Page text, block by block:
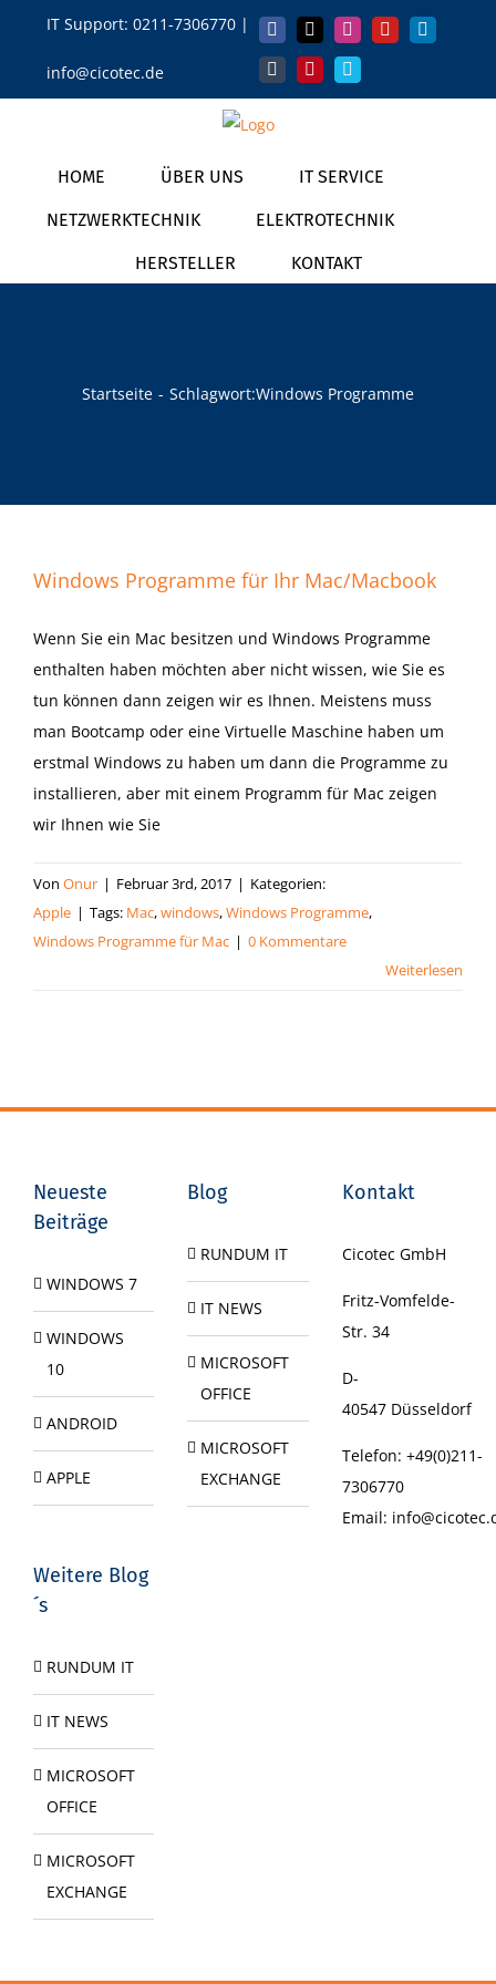
springen
IT Support: 0211-7306770|
info@cicotec.de
Facebook
X InstagramYouTubeLinkedIn
TumblrPinterestVimeo
HOME ÜBER UNS IT SERVICE
NETZWERKTECHNIK ELEKTROTECHNIK
HERSTELLER KONTAKT
Startseite Schlagwort:Windows Programme
Windows Programme für Ihr Mac/Macbook
Wenn Sie ein Mac besitzen und Windows Programme
enthalten haben möchten aber nicht wissen, wie Sie es
tun können dann zeigen wir es Ihnen. Meistens muss
man Bootcamp oder eine Virtuelle Maschine haben um
erstmal Windows zu haben um dann die Programme zu
installieren, aber mit einem Programm für Mac zeigen
wir Ihnen wie Sie
Von Onur | Februar 3rd, 2017 | Kategorien:
Apple | Tags: Mac,windows,Windows Programme,
Windows Programme für Mac | 0 Kommentare
Weiterlesen
Neueste
Beiträge
WINDOWS 7
WINDOWS
10
ANDROID
APPLE
Weitere Blog
´s
RUNDUM IT
IT NEWS
MICROSOFT
OFFICE
MICROSOFT
EXCHANGE
Blog
RUNDUM IT
IT NEWS
MICROSOFT
OFFICE
MICROSOFT
EXCHANGE
Kontakt
Cicotec GmbH
Fritz-Vomfelde-
Str. 34
D-
40547Düsseldorf
Telefon: +49(0)211-
7306770
Email: